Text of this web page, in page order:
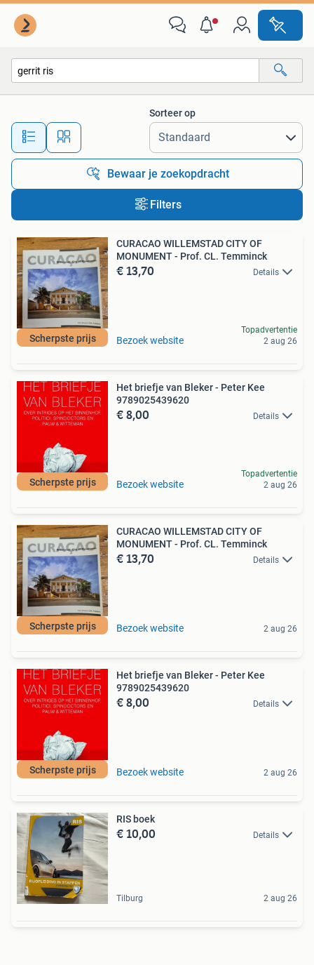
Alle afstanden…
Sorteer op
Bewaar je zoekopdracht
Filters
Scherpste prijs
CURACAO WILLEMSTAD CITY OF
MONUMENT - Prof. CL. Temminck
€ 13,70 Details
Bezoek website
Topadvertentie
2 aug 26
Scherpste prijs
Het briefje van Bleker - Peter Kee
9789025439620
€ 8,00 Details
Bezoek website
Topadvertentie
2 aug 26
Scherpste prijs
CURACAO WILLEMSTAD CITY OF
MONUMENT - Prof. CL. Temminck
€ 13,70 Details
Bezoek website 2 aug 26
Scherpste prijs
Het briefje van Bleker - Peter Kee
9789025439620
€ 8,00 Details
Bezoek website 2 aug 26
RIS boek
€ 10,00 Details
Tilburg 2 aug 26